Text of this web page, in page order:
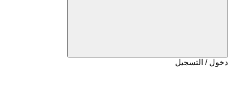
دخول / التسجيل